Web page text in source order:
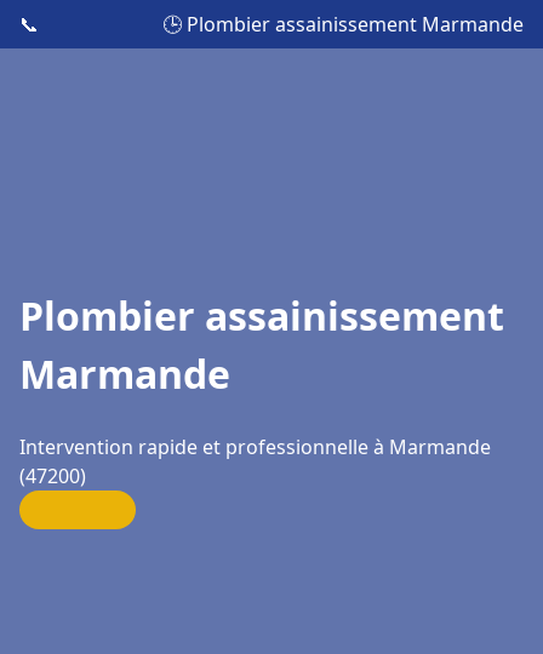
📞 🕒 Plombier assainissement Marmande
Plombier assainissement
Marmande
Intervention rapide et professionnelle à Marmande
(47200)